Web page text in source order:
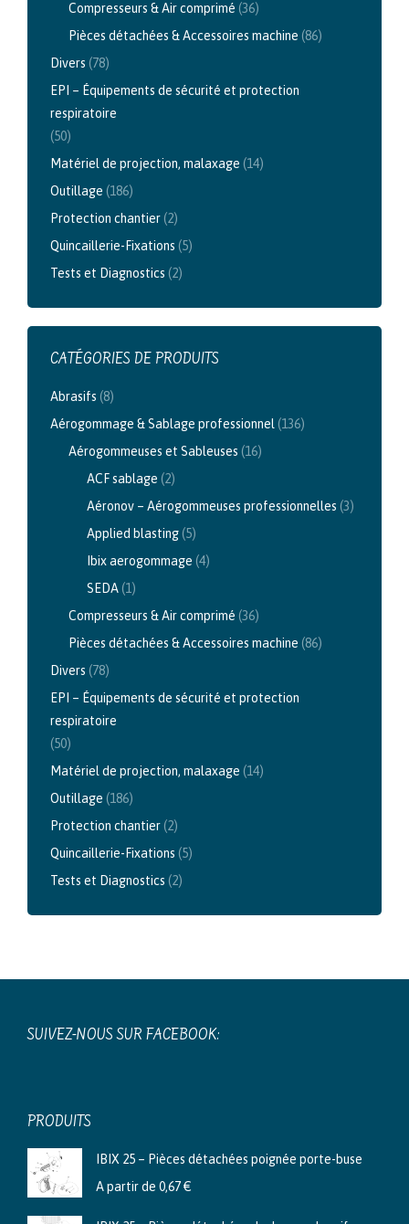
Compresseurs & Air comprimé (36)
Pièces détachées & Accessoires machine (86)
Divers (78)
EPI – Équipements de sécurité et protection
respiratoire
(50)
Matériel de projection, malaxage (14)
Outillage (186)
Protection chantier(2)
Quincaillerie-Fixations (5)
Tests et Diagnostics (2)
CATÉGORIES DE PRODUITS
Abrasifs (8)
Aérogommage & Sablage professionnel (136)
Aérogommeuses et Sableuses (16)
ACF sablage (2)
Aéronov – Aérogommeuses professionnelles (3)
Applied blasting(5)
Ibix aerogommage (4)
SEDA(1)
Compresseurs & Air comprimé (36)
Pièces détachées & Accessoires machine (86)
Divers (78)
EPI – Équipements de sécurité et protection
respiratoire
(50)
Matériel de projection, malaxage (14)
Outillage (186)
Protection chantier(2)
Quincaillerie-Fixations (5)
Tests et Diagnostics (2)
SUIVEZ-NOUS SUR FACEBOOK:
PRODUITS
IBIX 25 – Pièces détachées poignée porte-buse
A partir de 0,67€